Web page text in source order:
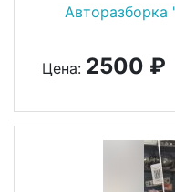
Авторазборка
Цена: 2500 ₽